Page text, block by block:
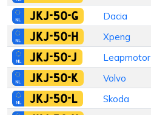
JKJ-50-G Dacia
JKJ-50-H Xpeng
JKJ-50-J Leapmotor
JKJ-50-K Volvo
JKJ-50-L Skoda